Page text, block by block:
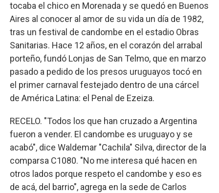
tocaba el chico en Morenada y se quedó en Buenos
Aires al conocer al amor de su vida un día de 1982,
tras un festival de candombe en el estadio Obras
Sanitarias. Hace 12 años, en el corazón del arrabal
porteño, fundó Lonjas de San Telmo, que en marzo
pasado a pedido de los presos uruguayos tocó en
el primer carnaval festejado dentro de una cárcel
de América Latina: el Penal de Ezeiza.
RECELO. "Todos los que han cruzado a Argentina
fueron a vender. El candombe es uruguayo y se
acabó", dice Waldemar "Cachila" Silva, director de la
comparsa C1080. "No me interesa qué hacen en
otros lados porque respeto el candombe y eso es
de acá, del barrio", agrega en la sede de Carlos